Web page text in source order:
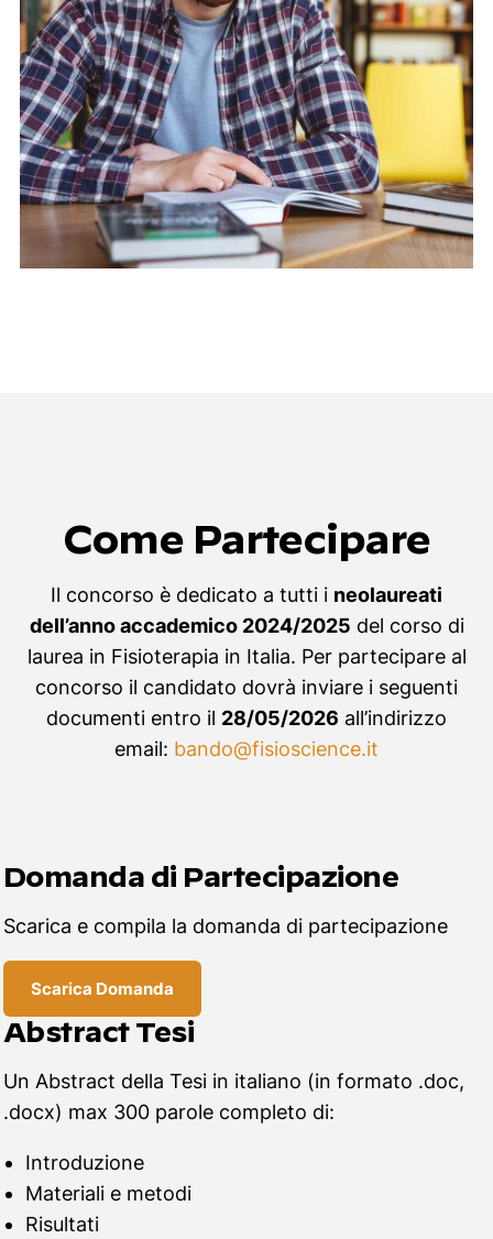
Come Partecipare
Il concorso è dedicato a tutti i neolaureati
dell’anno accademico 2024/2025 del corso di
laurea in Fisioterapia in Italia. Per partecipare al
concorso il candidato dovrà inviare i seguenti
documenti entro il 28/05/2026 all’indirizzo
email: bando@fisioscience.it
Domanda di Partecipazione
Scarica e compila la domanda di partecipazione
Scarica Domanda
Abstract Tesi
Un Abstract della Tesi in italiano (in formato .doc,
.docx) max 300 parole completo di:
Introduzione
Materiali e metodi
Risultati